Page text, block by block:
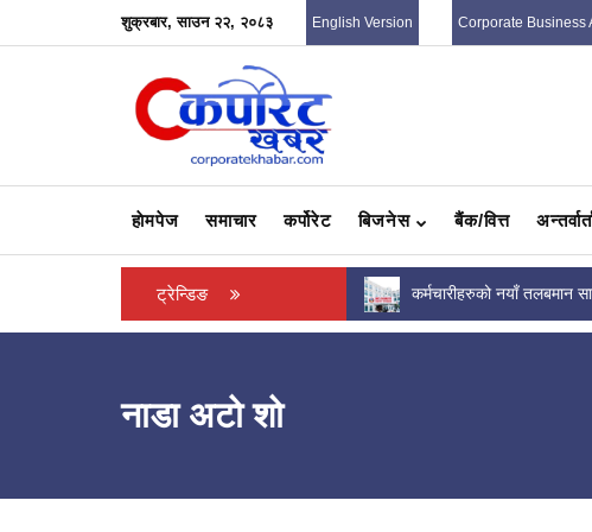
शुक्रबार, साउन २२, २०८३ English Version Corporate Business
हाेमपेज समाचार कर्पोरेट बिजनेस बैंक/वित्त
ट्रेन्डिङ
कर्मचारीहरुको नयाँ तलबमान सार्वजनिक, कसकाे तलब
कति ? (पत्रसहित)
सात वाणिज्य बैंकले
कमाए ?
नाडा अटो शो